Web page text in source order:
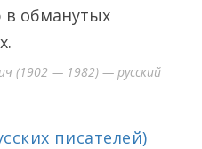
в обманутых
(1902 — 1982) — русский
писателей)